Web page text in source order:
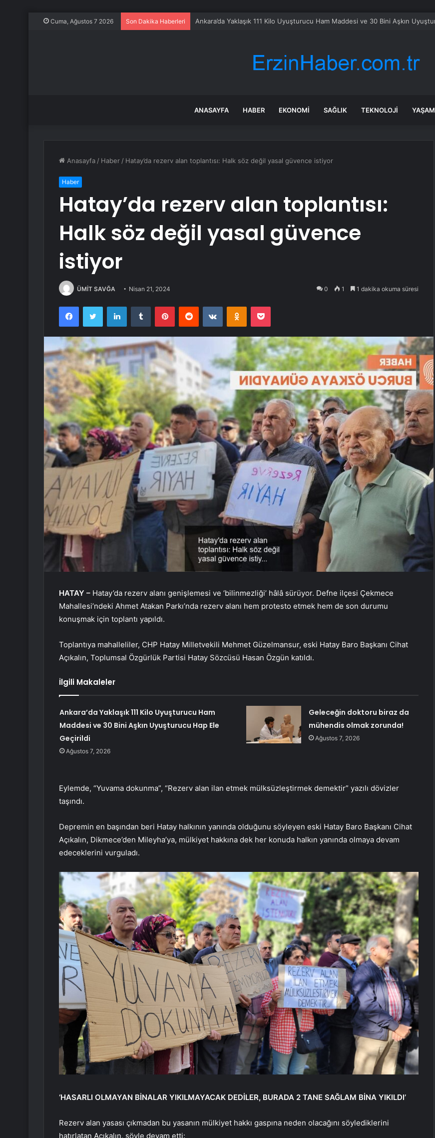
Cuma, Ağustos 7 2026 Son Dakika Haberleri Geleceğin doktoru biraz da mühendis olmak zorunda!
ANASAYFA HABER EKONOMI SAĞLIK TEKNOLOJI YAŞAM
Anasayfa / Haber / Hatay’da rezerv alan toplantısı: Halk söz değil yasal güvence istiyor
Haber
Hatay’da rezerv alan toplantısı:
Halk söz değil yasal güvence
istiyor
ÜMİT SAVĞA Nisan 21, 2024 0 1 1 dakika okuma süresi
FacebookTwitter LinkedInTumblr PinterestReddit VKontakteOdnoklassniki
Pocket
HATAY – Hatay’da rezerv alanı genişlemesi ve ‘bilinmezliği’ hâlâ sürüyor. Defne ilçesi Çekmece
Mahallesi’ndeki Ahmet Atakan Parkı’nda rezerv alanı hem protesto etmek hem de son durumu
konuşmak için toplantı yapıldı.
Toplantıya mahalleliler, CHP Hatay Milletvekili Mehmet Güzelmansur, eski Hatay Baro Başkanı Cihat
Açıkalın, Toplumsal Özgürlük Partisi Hatay Sözcüsü Hasan Özgün katıldı.
İlgili Makaleler
Ankara’da Yaklaşık 111 Kilo Uyuşturucu Ham
Maddesi ve 30 Bini Aşkın Uyuşturucu Hap Ele
Geçirildi
Ağustos 7, 2026
Geleceğin doktoru biraz da
mühendis olmak zorunda!
Ağustos 7, 2026
Eylemde, “Yuvama dokunma”, “Rezerv alan ilan etmek mülksüzleştirmek demektir” yazılı dövizler
taşındı.
Depremin en başından beri Hatay halkının yanında olduğunu söyleyen eski Hatay Baro Başkanı Cihat
Açıkalın, Dikmece’den Mileyha’ya, mülkiyet hakkına dek her konuda halkın yanında olmaya devam
edeceklerini vurguladı.
‘HASARLI OLMAYAN BİNALAR YIKILMAYACAK DEDİLER, BURADA 2 TANE SAĞLAM BİNA YIKILDI’
Rezerv alan yasası çıkmadan bu yasanın mülkiyet hakkı gaspına neden olacağını söylediklerini
hatırlatan Açıkalın, şöyle devam etti: